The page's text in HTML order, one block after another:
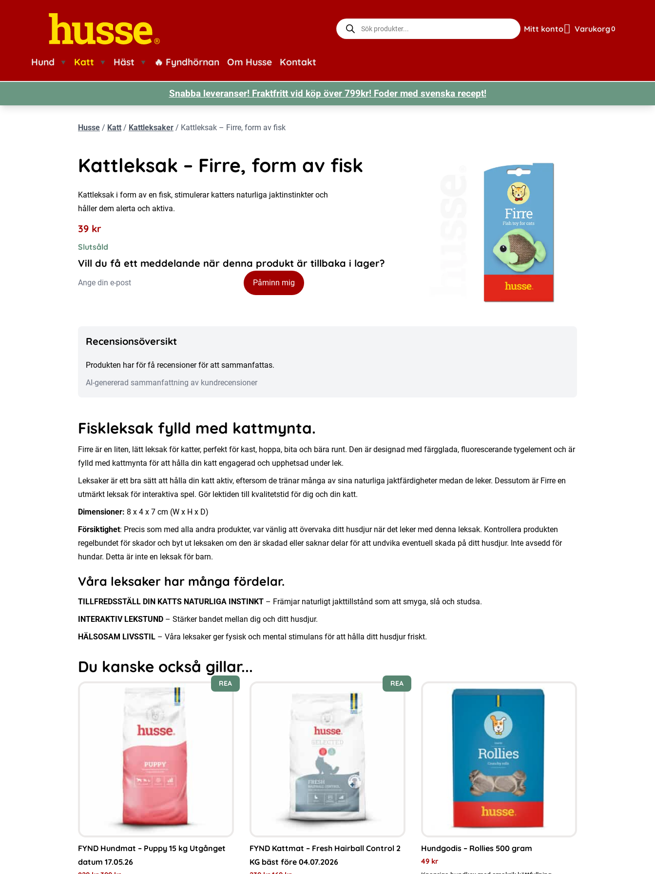
Husse logotyp
Produktsökning
Gå till sidan för mitt konto
Mitt konto
Visa din
Varukorg0
Hund Katt Häst 🔥 Fyndhörnan Om Husse Kontakt
Snabba leveranser! Fraktfritt vid köp över 799kr! Foder med svenska recept!
Husse / Katt / Kattleksaker / Kattleksak – Firre, form av fisk
Kattleksak – Firre, form av fisk
Kattleksak i form av en fisk, stimulerar katters naturliga jaktinstinkter och
håller dem alerta och aktiva.
39 kr
Slutsåld
Vill du få ett meddelande när denna produkt är tillbaka i lager?
Påminn mig
Recensionsöversikt
Produkten har för få recensioner för att sammanfattas.
AI-genererad sammanfattning av kundrecensioner
Fiskleksak fylld med kattmynta.
Firre är en liten, lätt leksak för katter, perfekt för kast, hoppa, bita och bära runt. Den är designad med färgglada, fluorescerande tygelement och är
fylld med kattmynta för att hålla din katt engagerad och upphetsad under lek.
Leksaker är ett bra sätt att hålla din katt aktiv, eftersom de tränar många av sina naturliga jaktfärdigheter medan de leker. Dessutom är Firre en
utmärkt leksak för interaktiva spel. Gör lektiden till kvalitetstid för dig och din katt.
Dimensioner: 8 x 4 x 7 cm (W x H x D)
Försiktighet: Precis som med alla andra produkter, var vänlig att övervaka ditt husdjur när det leker med denna leksak. Kontrollera produkten
regelbundet för skador och byt ut leksaken om den är skadad eller saknar delar för att undvika eventuell skada på ditt husdjur. Inte avsedd för
hundar. Detta är inte en leksak för barn.
Våra leksaker har många fördelar.
TILLFREDSSTÄLL DIN KATTS NATURLIGA INSTINKT – Främjar naturligt jakttillstånd som att smyga, slå och studsa.
INTERAKTIV LEKSTUND – Stärker bandet mellan dig och ditt husdjur.
HÄLSOSAM LIVSSTIL – Våra leksaker ger fysisk och mental stimulans för att hålla ditt husdjur friskt.
Du kanske också gillar...
REA
FYND Hundmat – Puppy 15 kg Utgånget
datum 17.05.26
REA
FYND Kattmat – Fresh Hairball Control 2
KG bäst före 04.07.2026
Hundgodis – Rollies 500 gram
49 kr